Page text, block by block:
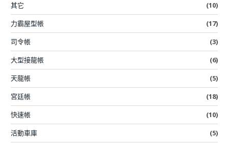
其它
(10)
力霸屋型帳
(17)
司令帳
(3)
大型接龍帳
(6)
天龍帳
(5)
宮廷帳
(18)
快速帳
(10)
活動車庫
(5)